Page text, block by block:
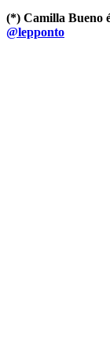
(*) Camilla Bueno
@lepponto